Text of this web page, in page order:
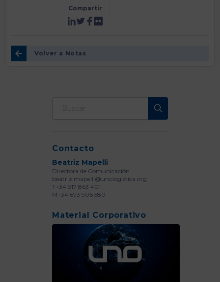
Compartir
Volver a Notas
Contacto
Beatriz Mapelli
Directora de Comunicación
beatriz.mapelli@unologistica.org
T+34 917 863 401
M+34 673 906 580
Material Corporativo